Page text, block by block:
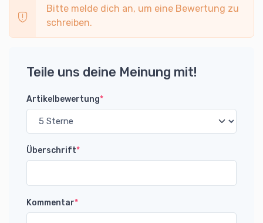
Bitte melde dich an, um eine Bewertung zu
schreiben.
Teile uns deine Meinung mit!
Artikelbewertung*
Überschrift*
Kommentar*